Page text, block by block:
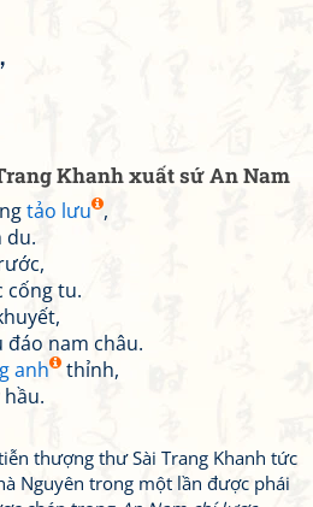
，
Khanh xuất sứ An Nam
tảo lưu ,
du.
cống tu.
nam châu.
anh
thỉnh,
hầu.
thượng thư Sài Trang Khanh tức
Nguyên trong một lần được phái